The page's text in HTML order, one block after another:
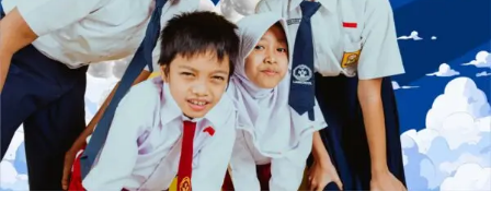
OUR PROGRAM
REGISTRATION